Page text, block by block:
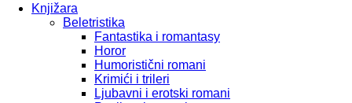
Knjižara
Beletristika
Fantastika i romantasy
Horor
Humoristični romani
Krimići i trileri
Ljubavni i erotski romani